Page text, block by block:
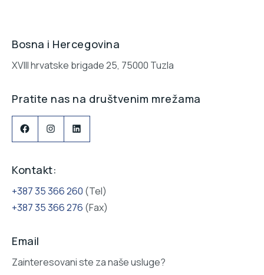
Bosna i Hercegovina
XVIII hrvatske brigade 25, 75000 Tuzla
Pratite nas na društvenim mrežama
Facebook
InstagramLinkedIn
Kontakt:
+387 35 366 260 (Tel)
+387 35 366 276 (Fax)
Email
Zainteresovani ste za naše usluge?